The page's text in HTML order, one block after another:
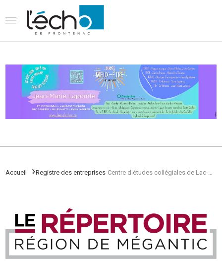
Accueil Registre des entreprises Centre d'études collégiales de Lac-Mégantic